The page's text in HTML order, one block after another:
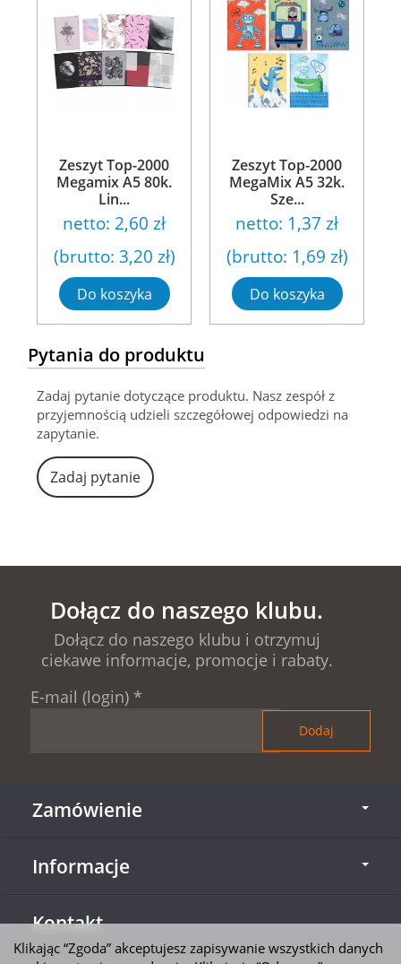
Zeszyt Top-2000
Megamix A5 80k.
Lin...
netto: 2,60 zł
(brutto: 3,20 zł)
Do koszyka
Zeszyt Top-2000
MegaMix A5 32k.
Sze...
netto: 1,37 zł
(brutto: 1,69 zł)
Do koszyka
Pytania do produktu
Zadaj pytanie dotyczące produktu. Nasz zespół z
przyjemnością udzieli szczegółowej odpowiedzi na
zapytanie.
Zadaj pytanie
Dołącz do naszego klubu.
Dołącz do naszego klubu i otrzymuj
ciekawe informacje, promocje i rabaty.
E-mail (login) *
Zamówienie
Informacje
Kontakt
Klikając “Zgoda” akceptujesz zapisywanie wszystkich danych